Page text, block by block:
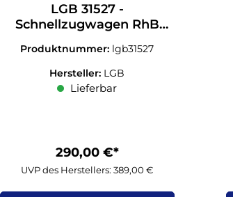
LGB 31527 -
Schnellzugwagen RhB
Produktnummer: lgb31527
Hersteller: LGB
Lieferbar
290,00 €*
UVP des Herstellers: 389,00 €